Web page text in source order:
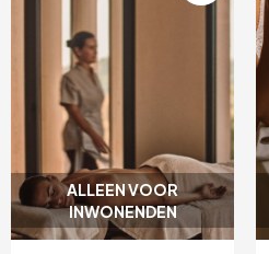
ALLEEN VOOR
INWONENDEN